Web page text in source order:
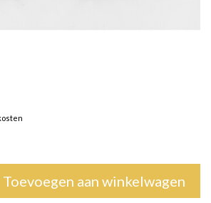
Toevoegen aan winkelwagen